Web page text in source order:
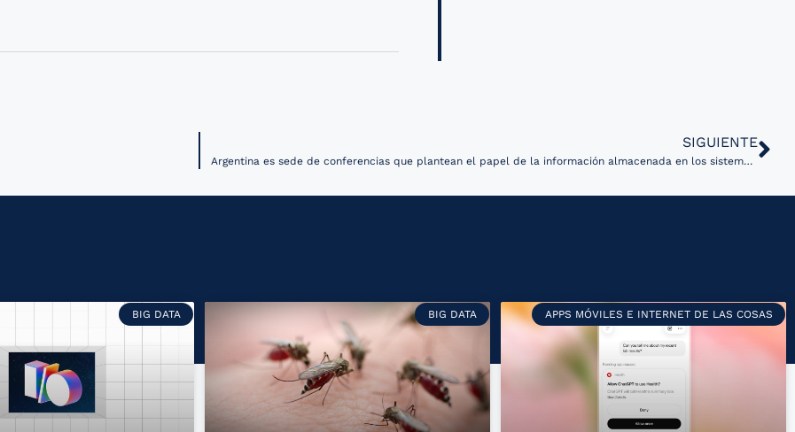
SIGUIENTE
Argentina es sede de conferencias que plantean el papel de la información almacenada en los sistemas de salud pública
BIG DATA BIG DATA APPS MÓVILES E INTERNET DE LAS COSAS